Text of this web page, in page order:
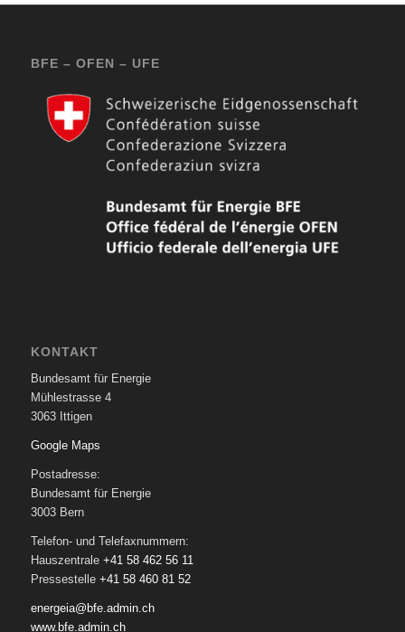
BFE – OFEN – UFE
KONTAKT
Bundesamt für Energie
Mühlestrasse 4
3063 Ittigen
Google Maps
Postadresse:
Bundesamt für Energie
3003 Bern
Telefon- und Telefaxnummern:
Hauszentrale +41 58 462 56 11
Pressestelle +41 58 460 81 52
energeia@bfe.admin.ch
www.bfe.admin.ch